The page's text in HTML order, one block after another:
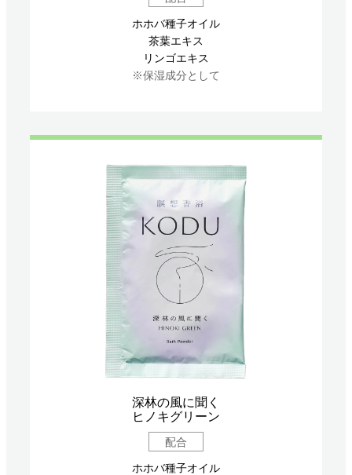
ホホバ種子オイル
茶葉エキス
リンゴエキス
※保湿成分として
深林の風に聞く
ヒノキグリーン
配合
ホホバ種子オイル